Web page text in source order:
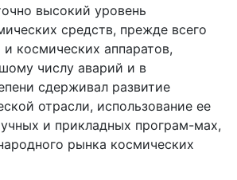
высокий уровень
средств, прежде всего
и космических аппаратов,
числу аварий и в
сдерживал развитие
отрасли, использование ее
и прикладных програм-мах,
рынка космических